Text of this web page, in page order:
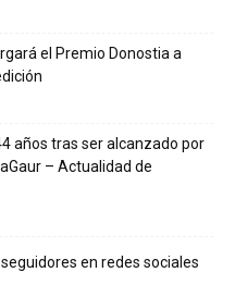
el Premio Donostia a
años tras ser alcanzado por
– Actualidad de
en redes sociales